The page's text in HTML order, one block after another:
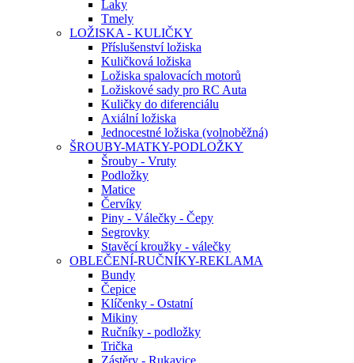
Laky
Tmely
LOŽISKA - KULIČKY
Příslušenství ložiska
Kuličková ložiska
Ložiska spalovacích motorů
Ložiskové sady pro RC Auta
Kuličky do diferenciálu
Axiální ložiska
Jednocestné ložiska (volnoběžná)
ŠROUBY-MATKY-PODLOŽKY
Šrouby - Vruty
Podložky
Matice
Červíky
Piny - Válečky - Čepy
Segrovky
Stavěcí kroužky - válečky
OBLEČENÍ-RUČNÍKY-REKLAMA
Bundy
Čepice
Klíčenky - Ostatní
Mikiny
Ručníky - podložky
Trička
Zástěry - Rukavice